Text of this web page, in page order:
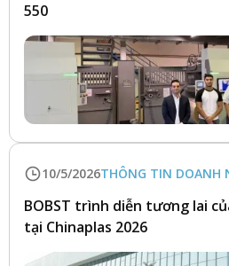
550
10/5/2026THÔNG TIN DOANH
BOBST trình diễn tương lai
tại Chinaplas 2026